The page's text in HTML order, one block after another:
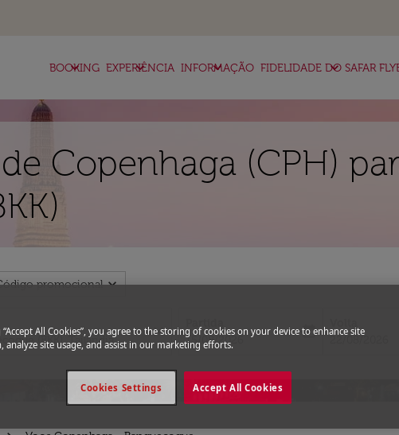
BOOKING
keyboard_arrow_down EXPERIÊNCIA
keyboard_arrow_down INFORMAÇÃO
keyboard_arrow_down FIDELIDADE DO SAFAR
keyboard_arrow_down
Copenhaga (CPH)
promocionalexpand_more
close
fc-booking-departure-date-aria-label
15/08/2026
today
fc-booking-
“Accept All Cookies”, you agree to the storing of cookies on your device to enhance site
analyze site usage, and assist in our marketing efforts.
Accept All Cookies
Cookies Settings